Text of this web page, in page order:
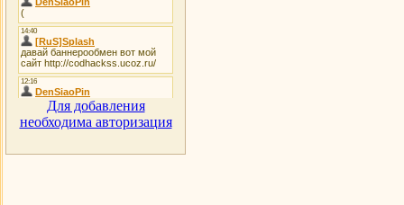
Для добавления
необходима авторизация